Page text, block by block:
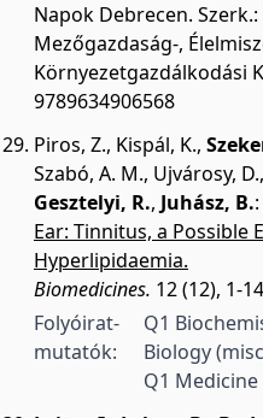
Napok Debrecen. Szerk.:
Mezőgazdaság-,
Környezetgazdálkodási
9789634906568
Piros, Z., Kispál, K.,
Szabó, A. M., Ujvárosy, D.,
Gesztelyi, R., Juhász, B.:
Ear: Tinnitus, a Possible
Hyperlipidaemia.
Biomedicines. 12 (12), 1-
Folyóirat-
mutatók:
Q1
Biology
Q1